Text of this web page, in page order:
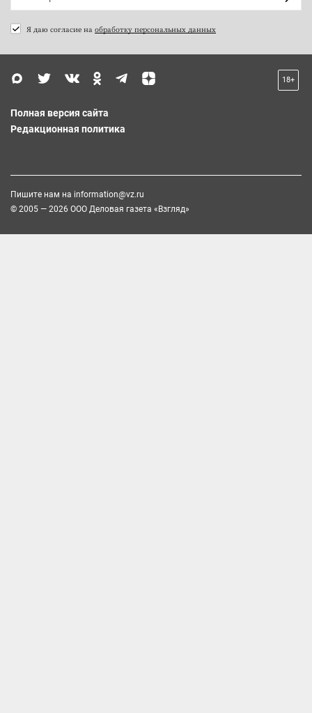
Я даю согласие на обработку персональных данных
18+
Полная версия сайта
Редакционная политика
Пишите нам на information@vz.ru
© 2005 — 2026 ООО Деловая газета «Взгляд»